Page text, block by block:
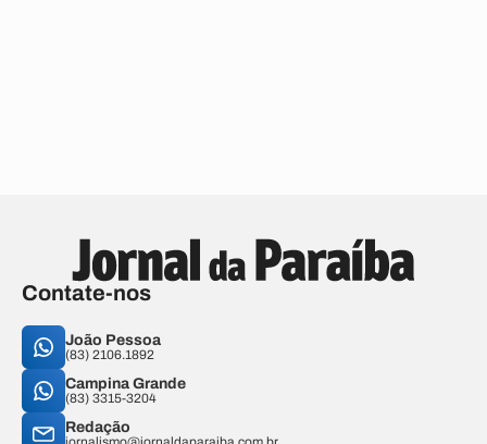
Contate-nos
João Pessoa
(83) 2106.1892
Campina Grande
(83) 3315-3204
Redação